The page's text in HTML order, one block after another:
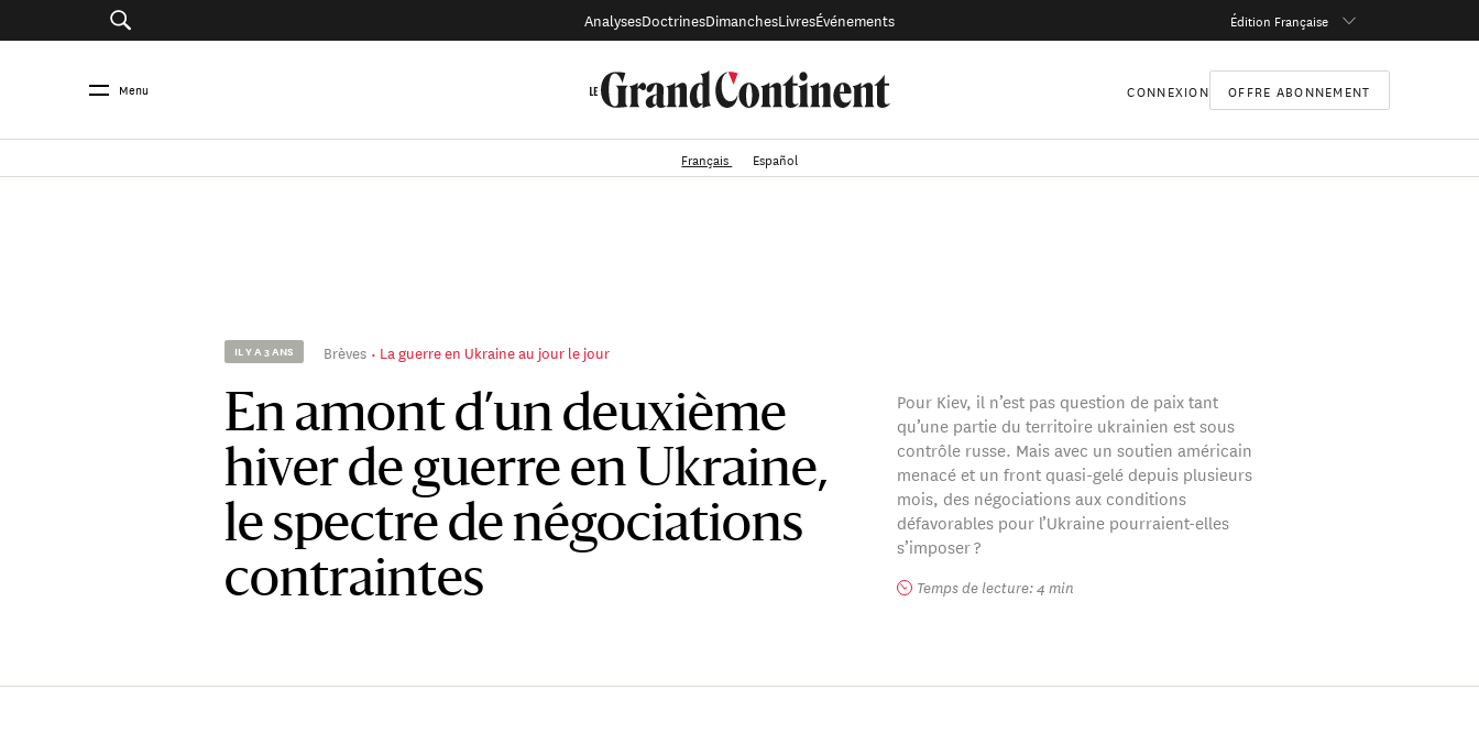
AnalysesDoctrinesDimanchesLivresÉvénements Édition Française
Menu CONNEXION OFFRE ABONNEMENT
Français Español
IL Y A 3 ANS Brèves La guerre en Ukraine au jour le jour
En amont d’un deuxième
hiver de guerre en Ukraine,
le spectre de négociations
contraintes
Pour Kiev, il n’est pas question de paix tant
qu’une partie du territoire ukrainien est sous
contrôle russe. Mais avec un soutien américain
menacé et un front quasi-gelé depuis plusieurs
mois, des négociations aux conditions
défavorables pour l’Ukraine pourraient-elles
s’imposer ?
Temps de lecture: 4 min